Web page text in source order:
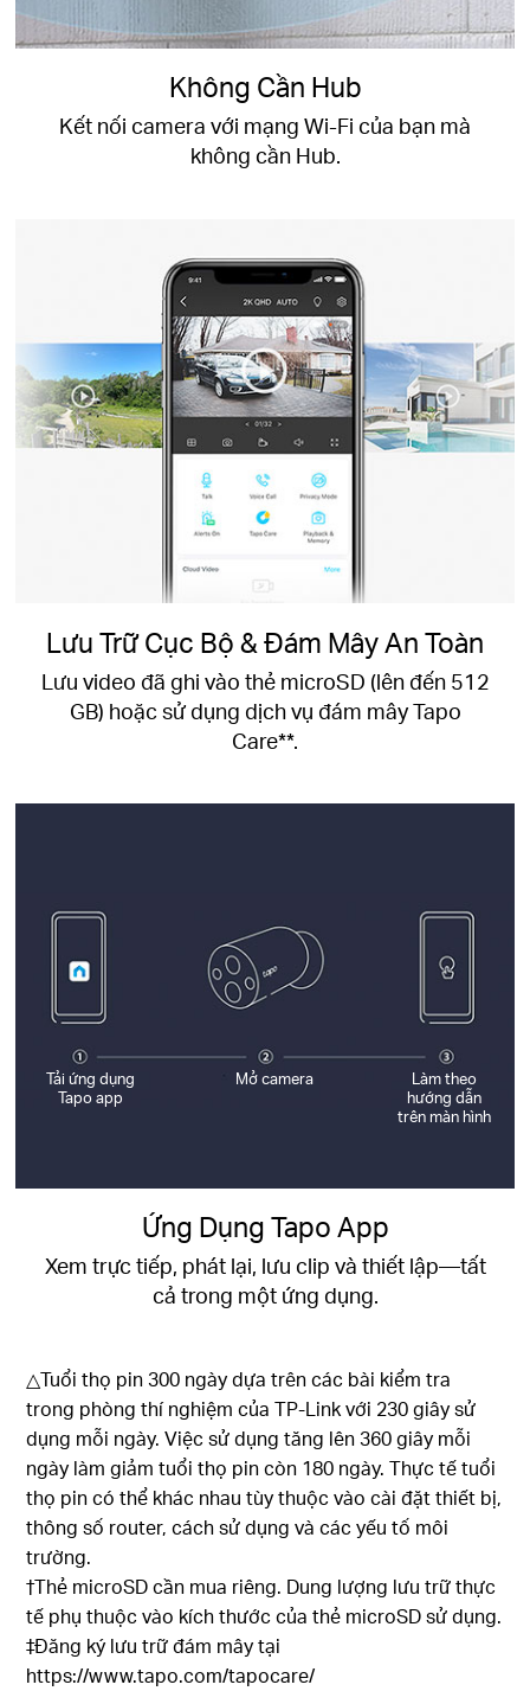
Không Cần Hub
Kết nối camera với mạng Wi-Fi của bạn mà
không cần Hub.
Lưu Trữ Cục Bộ & Đám Mây An Toàn
Lưu video đã ghi vào thẻ microSD (lên đến 512
GB) hoặc sử dụng dịch vụ đám mây Tapo
Care**.
Tải ứng dụng
Tapo app
Mở camera
Làm theo
hướng dẫn
trên màn hình
Ứng Dụng Tapo App
Xem trực tiếp, phát lại, lưu clip và thiết lập—tất
cả trong một ứng dụng.
△Tuổi thọ pin 300 ngày dựa trên các bài kiểm tra
trong phòng thí nghiệm của TP-Link với 230 giây sử
dụng mỗi ngày. Việc sử dụng tăng lên 360 giây mỗi
ngày làm giảm tuổi thọ pin còn 180 ngày. Thực tế tuổi
thọ pin có thể khác nhau tùy thuộc vào cài đặt thiết bị,
thông số router, cách sử dụng và các yếu tố môi
trường.
†Thẻ microSD cần mua riêng. Dung lượng lưu trữ thực
tế phụ thuộc vào kích thước của thẻ microSD sử dụng.
‡Đăng ký lưu trữ đám mây tại
https://www.tapo.com/tapocare/